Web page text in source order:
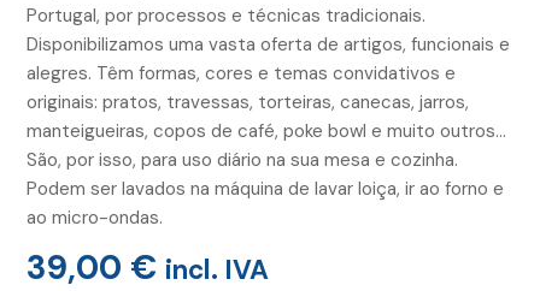
Portugal, por processos e técnicas tradicionais.
Disponibilizamos uma vasta oferta de artigos, funcionais e
alegres. Têm formas, cores e temas convidativos e
originais: pratos, travessas, torteiras, canecas, jarros,
manteigueiras, copos de café, poke bowl e muito outros…
São, por isso, para uso diário na sua mesa e cozinha.
Podem ser lavados na máquina de lavar loiça, ir ao forno e
ao micro-ondas.
39,00 € incl. IVA